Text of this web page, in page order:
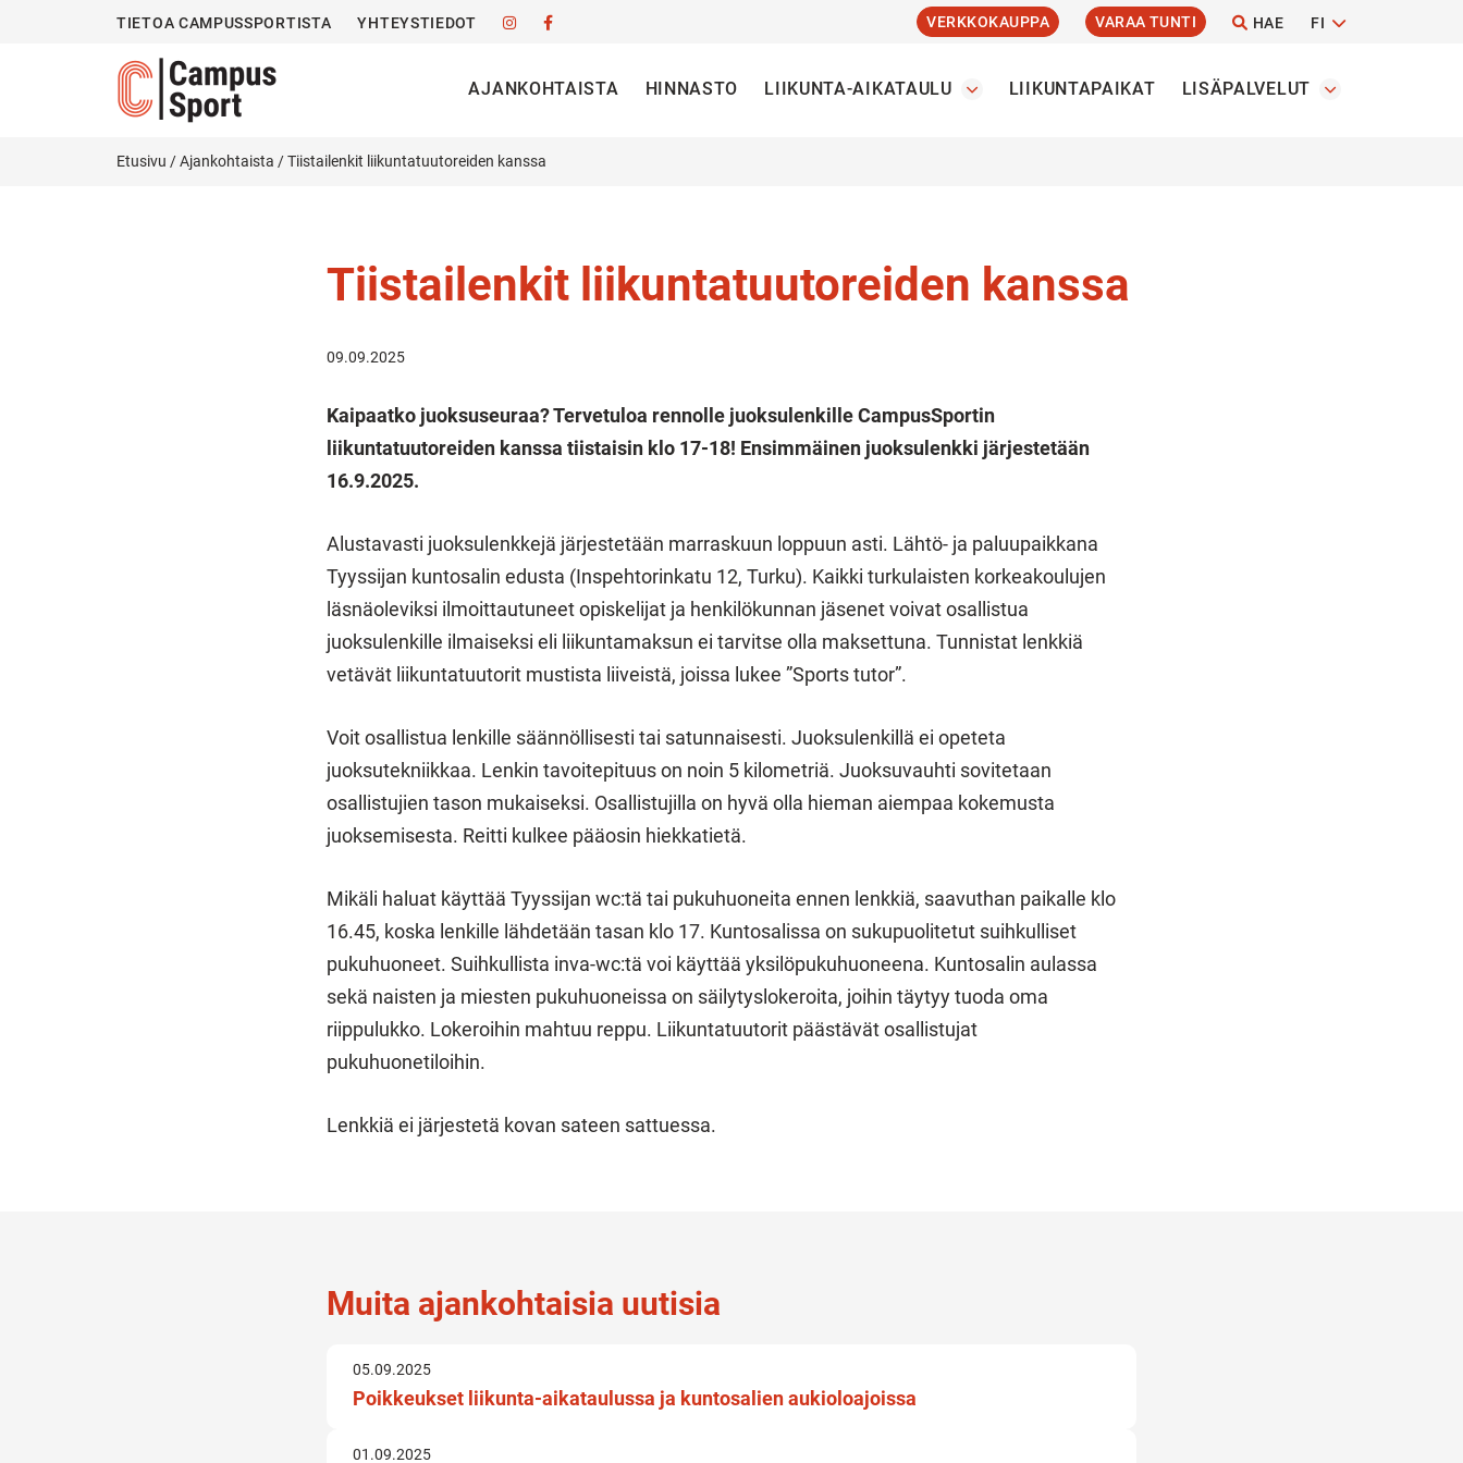
TIETOA CAMPUSSPORTISTA YHTEYSTIEDOT VERKKOKAUPPA VARAA TUNTI HAE FI
AJANKOHTAISTA HINNASTO LIIKUNTA-AIKATAULU LIIKUNTAPAIKAT LISÄPALVELUT
Etusivu /Ajankohtaista /Tiistailenkit liikuntatuutoreiden kanssa
Tiistailenkit liikuntatuutoreiden kanssa
09.09.2025
Kaipaatko juoksuseuraa? Tervetuloa rennolle juoksulenkille CampusSportin
liikuntatuutoreiden kanssa tiistaisin klo 17-18! Ensimmäinen juoksulenkki järjestetään
16.9.2025.
Alustavasti juoksulenkkejä järjestetään marraskuun loppuun asti. Lähtö- ja paluupaikkana
Tyyssijan kuntosalin edusta (Inspehtorinkatu 12, Turku). Kaikki turkulaisten korkeakoulujen
läsnäoleviksi ilmoittautuneet opiskelijat ja henkilökunnan jäsenet voivat osallistua
juoksulenkille ilmaiseksi eli liikuntamaksun ei tarvitse olla maksettuna. Tunnistat lenkkiä
vetävät liikuntatuutorit mustista liiveistä, joissa lukee ”Sports tutor”.
Voit osallistua lenkille säännöllisesti tai satunnaisesti. Juoksulenkillä ei opeteta
juoksutekniikkaa. Lenkin tavoitepituus on noin 5 kilometriä. Juoksuvauhti sovitetaan
osallistujien tason mukaiseksi. Osallistujilla on hyvä olla hieman aiempaa kokemusta
juoksemisesta. Reitti kulkee pääosin hiekkatietä.
Mikäli haluat käyttää Tyyssijan wc:tä tai pukuhuoneita ennen lenkkiä, saavuthan paikalle klo
16.45, koska lenkille lähdetään tasan klo 17. Kuntosalissa on sukupuolitetut suihkulliset
pukuhuoneet. Suihkullista inva-wc:tä voi käyttää yksilöpukuhuoneena. Kuntosalin aulassa
sekä naisten ja miesten pukuhuoneissa on säilytyslokeroita, joihin täytyy tuoda oma
riippulukko. Lokeroihin mahtuu reppu. Liikuntatuutorit päästävät osallistujat
pukuhuonetiloihin.
Lenkkiä ei järjestetä kovan sateen sattuessa.
Muita ajankohtaisia uutisia
05.09.2025
Poikkeukset liikunta-aikataulussa ja kuntosalien aukioloajoissa
01.09.2025